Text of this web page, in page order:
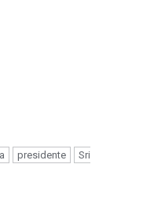
presidente
Sri